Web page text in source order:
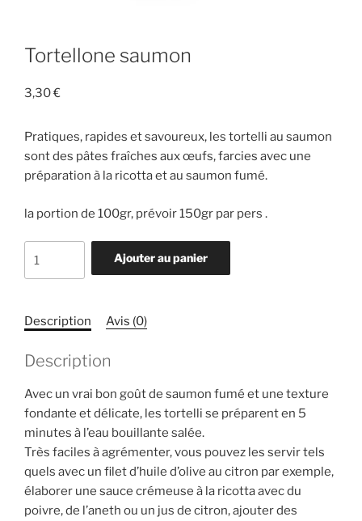
Tortellone saumon
3,30€
Pratiques, rapides et savoureux, les tortelli au saumon
sont des pâtes fraîches aux œufs, farcies avec une
préparation à la ricotta et au saumon fumé.
la portion de 100gr, prévoir 150gr par pers .
Ajouter au panier
Description Avis (0)
Description
Avec un vrai bon goût de saumon fumé et une texture
fondante et délicate, les tortelli se préparent en 5
minutes à l’eau bouillante salée.
Très faciles à agrémenter, vous pouvez les servir tels
quels avec un filet d’huile d’olive au citron par exemple,
élaborer une sauce crémeuse à la ricotta avec du
poivre, de l’aneth ou un jus de citron, ajouter des